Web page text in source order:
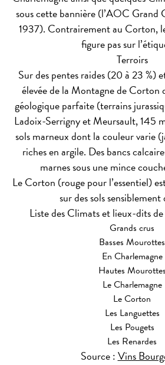
sous cette bannière (l’AOC Grand
1937). Contrairement au Corton,
figure pas sur
Terroirs
Sur des pentes raides (20 à 23 %)
élevée de la Montagne de Corton
géologique parfaite (terrains
Ladoix-Serrigny et Meursault, 145
sols marneux dont la couleur varie
riches en argile. Des bancs
marnes sous une mince
Le Corton (rouge pour l’essentiel)
sur des sols
Liste des Climats et lieux-dits
Grands crus
Basses Mourottes
En Charlemagne
Hautes Mourottes
Le Charlemagne
Le Corton
Les Languettes
Les Pougets
Les Renardes
Source :Vins